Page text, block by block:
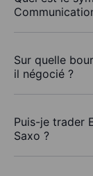
Sur quelle
il négocié ?
Puis-je trader
Saxo ?